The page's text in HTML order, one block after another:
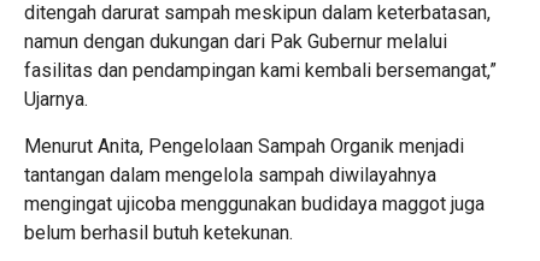
ditengah darurat sampah meskipun dalam keterbatasan,
namun dengan dukungan dari Pak Gubernur melalui
fasilitas dan pendampingan kami kembali bersemangat,”
Ujarnya.
Menurut Anita, Pengelolaan Sampah Organik menjadi
tantangan dalam mengelola sampah diwilayahnya
mengingat ujicoba menggunakan budidaya maggot juga
belum berhasil butuh ketekunan.